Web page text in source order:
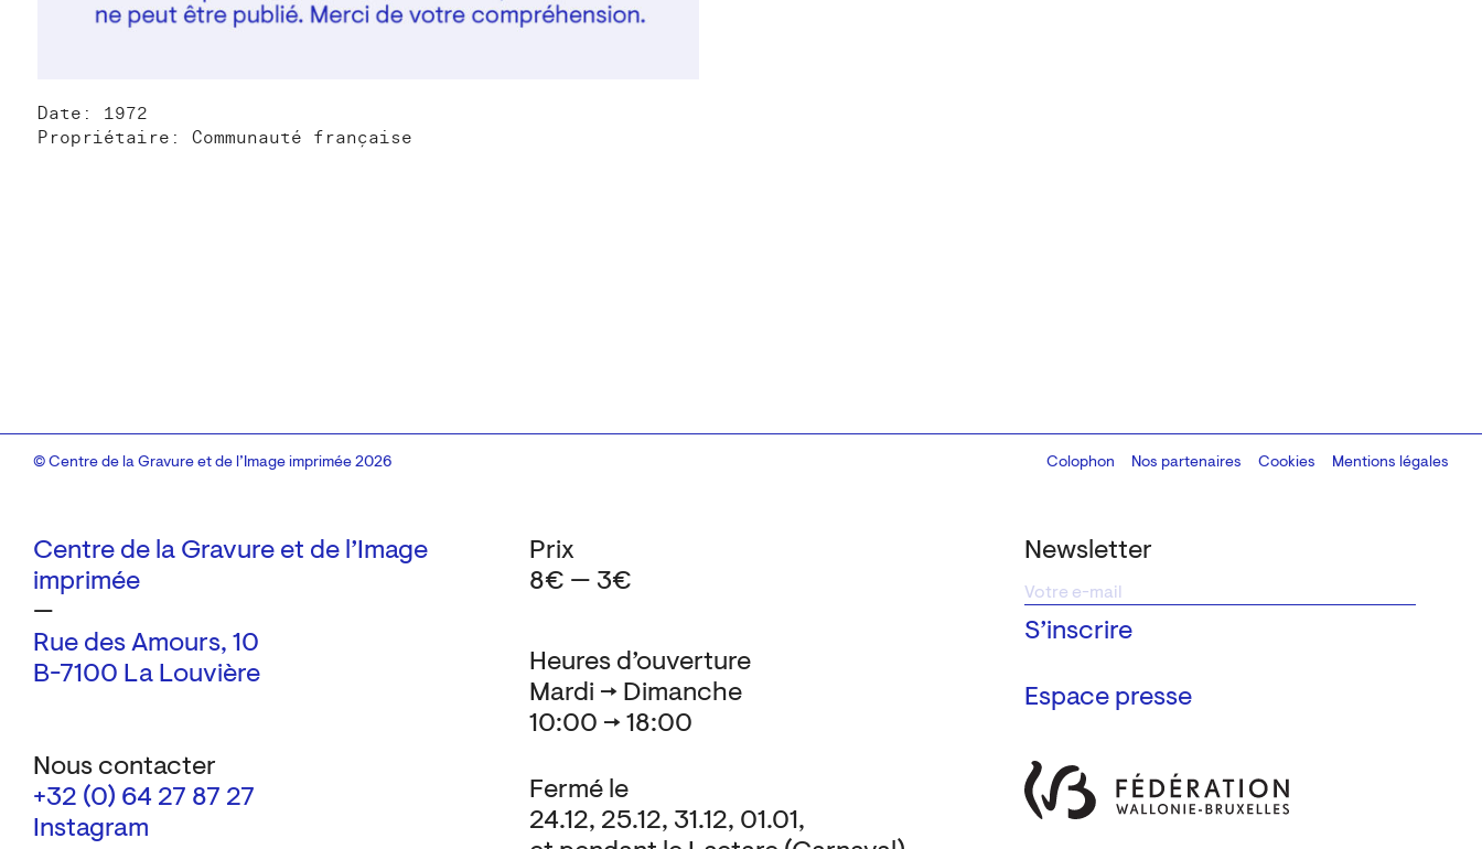
Date: 1972
Propriétaire: Communauté française
Centre de la Gravure et de l’Image
imprimée
—
Rue des Amours, 10
B-7100 La Louvière
Nous contacter
+32 (0) 64 27 87 27
Instagram
Newsletter
Espace presse
Heures d’ouverture
Mardi → Dimanche
10:00 → 18:00
Fermé le
24.12, 25.12, 31.12, 01.01,
Prix
8€ — 3€
© Centre de la Gravure et de l’Image imprimée 2026 Colophon
Design:Marcel Kaczmarek, code:8080.studio
Nos partenaires Cookies Mentions légales